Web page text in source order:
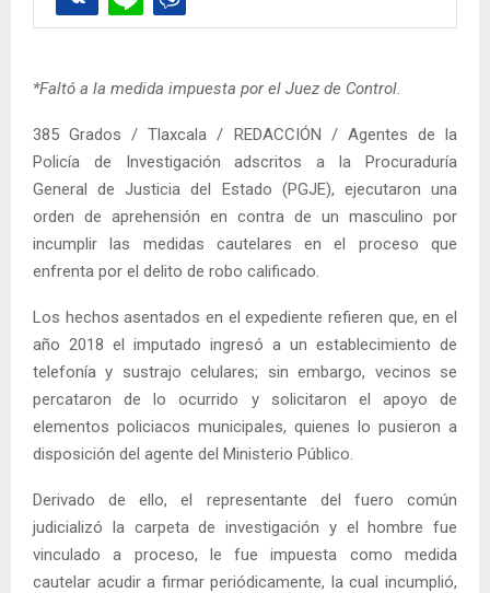
*Faltó a la medida impuesta por el Juez de Control.
385 Grados / Tlaxcala / REDACCIÓN / Agentes de la
Policía de Investigación adscritos a la Procuraduría
General de Justicia del Estado (PGJE), ejecutaron una
orden de aprehensión en contra de un masculino por
incumplir las medidas cautelares en el proceso que
enfrenta por el delito de robo calificado.
Los hechos asentados en el expediente refieren que, en el
año 2018 el imputado ingresó a un establecimiento de
telefonía y sustrajo celulares; sin embargo, vecinos se
percataron de lo ocurrido y solicitaron el apoyo de
elementos policiacos municipales, quienes lo pusieron a
disposición del agente del Ministerio Público.
Derivado de ello, el representante del fuero común
judicializó la carpeta de investigación y el hombre fue
vinculado a proceso, le fue impuesta como medida
cautelar acudir a firmar periódicamente, la cual incumplió,